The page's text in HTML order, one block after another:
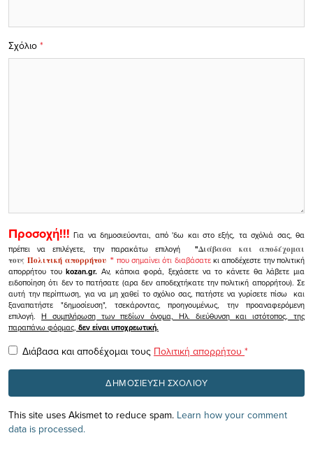
Σχόλιο *
Προσοχή!!! Για να δημοσιεύονται, από 'δω και στο εξής, τα σχόλιά σας, θα
πρέπει να επιλέγετε, την παρακάτω επιλογή
"Διάβασα και αποδέχομαι
τουςΠολιτική απορρήτου" που σημαίνει ότι διαβάσατεκι αποδέχεστε την πολιτική
απορρήτου τουkozan.gr. Αν, κάποια φορά, ξεχάσετε να το κάνετε θα λάβετε μια
ειδοποίηση ότι δεν το πατήσατε (αρα δεν αποδεχτήκατε την πολιτική απορρήτου). Σε
αυτή την περίπτωση, για να μη χαθεί το σχόλιο σας, πατήστε να γυρίσετε πίσω και
ξαναπατήστε "δημοσίευση", τσεκάροντας, προηγουμένως, την προαναφερόμενη
επιλογή.Η συμπλήρωση των πεδίων όνομα, Ηλ. διεύθυνση και ιστότοπος, της
παραπάνω φόρμας, δεν είναι υποχρεωτική.
Διάβασα και αποδέχομαι τους Πολιτική απορρήτου *
This site uses Akismet to reduce spam. Learn how your comment
data is processed.